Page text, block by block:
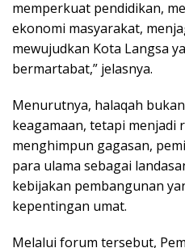
memperkuat pendidikan,
ekonomi masyarakat,
mewujudkan Kota Langsa
bermartabat,” jelasnya.
Menurutnya, halaqah
keagamaan, tetapi
menghimpun gagasan,
para ulama sebagai
kebijakan pembangunan
kepentingan umat.
Melalui forum tersebut,